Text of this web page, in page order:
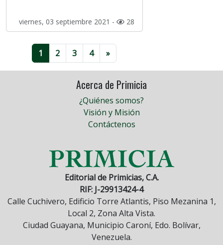
viernes, 03 septiembre 2021 - 28
1 2 3 4 »
Acerca de Primicia
¿Quiénes somos?
Visión y Misión
Contáctenos
Editorial de Primicias, C.A.
RIF: J-29913424-4
Calle Cuchivero, Edificio Torre Atlantis, Piso Mezanina 1,
Local 2, Zona Alta Vista.
Ciudad Guayana, Municipio Caroní, Edo. Bolívar,
Venezuela.